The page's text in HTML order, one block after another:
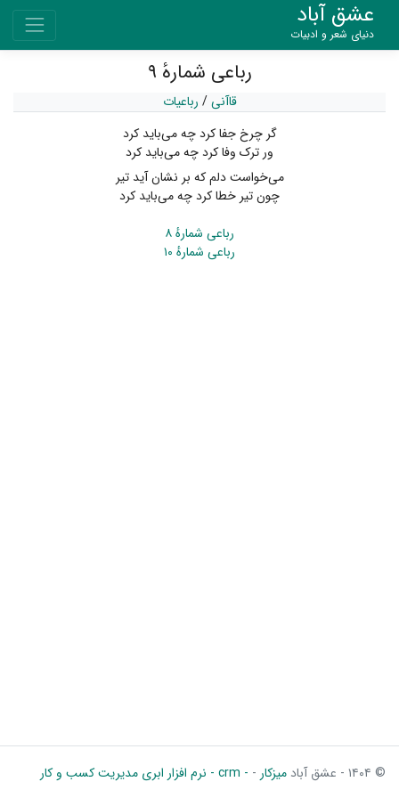
عشق آباد
دنیای شعر و ادبیات
رباعی شمارهٔ ۹
قاآنی/ رباعیات
گر چرخ جفا کرد چه می‌باید کرد
ور ترک وفا کرد چه می‌باید کرد
می‌خواست دلم که بر نشان آید تیر
چون تیر خطا کرد چه می‌باید کرد
رباعی شمارهٔ ۸
رباعی شمارهٔ ۱۰
© ۱۴۰۴ - عشق آباد میزکار - - crm - نرم افزار ابری مدیریت کسب و کار